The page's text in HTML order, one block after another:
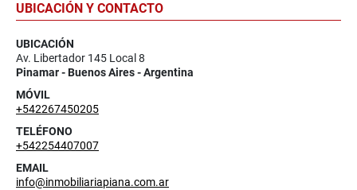
UBICACIÓN Y CONTACTO
UBICACIÓN
Av. Libertador 145 Local 8
Pinamar - Buenos Aires - Argentina
MÓVIL
+542267450205
TELÉFONO
+542254407007
EMAIL
info@inmobiliariapiana.com.ar